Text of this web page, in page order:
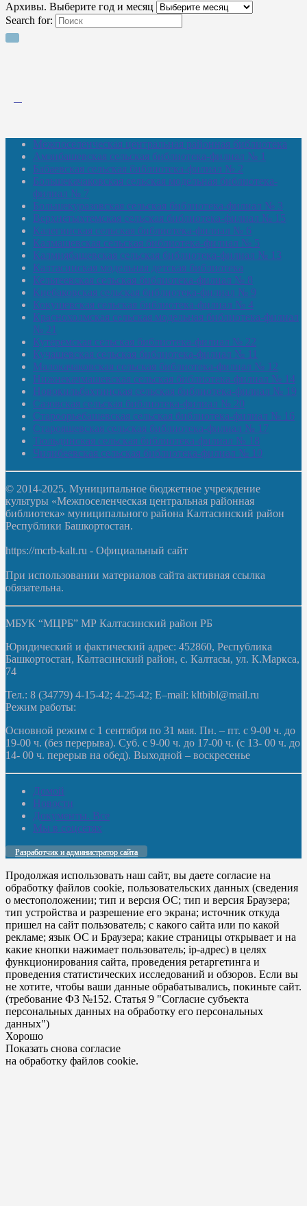
Архивы. Выберите год и месяц
Search for:
Межпоселенческая центральная районная библиотека
Амзибашевская сельская библиотека-филиал № 1
Бабаевская сельская библиотека-филиал № 2
Большекачаковская сельская модельная библиотека-
филиал № 7
Большекуразовская сельская библиотека-филиал № 3
Верхнетыхтемская сельская библиотека-филиал № 15
Калегинская сельская библиотека-филиал № 6
Калмашевская сельская библиотека-филиал № 5
Калмиябашевская сельская библиотека-филиал № 13
Калтасинская модельная детская библиотека
Кельтеевская сельская библиотека-филиал № 8
Киебаковская сельская библиотека-филиал № 9
Кокушевская сельская библиотека-филиал № 4
Краснохолмская сельская модельная библиотека-филиал
№ 21
Кутеремская сельская библиотека-филиал № 22
Кучашевская сельская библиотека-филиал № 11
Малокачаковская сельская библиотека-филиал № 12
Нижнекачмашевская сельская библиотека-филиал № 14
Новокильбахтинская сельская библиотека-филиал № 19
Сазовская сельская библиотека-филиал № 20
Староорьебашевская сельская библиотека-филиал № 16
Старояшевская сельская библиотека-филиал № 17
Тюльдинская сельская библиотека-филиал № 18
Чилибеевская сельская библиотека-филиал № 10
© 2014-2025. Муниципальное бюджетное учреждение
культуры «Межпоселенческая центральная районная
библиотека» муниципального района Калтасинский район
Республики Башкортостан.
https://mcrb-kalt.ru - Официальный сайт
При использовании материалов сайта активная ссылка
обязательна.
МБУК “МЦРБ” МР Калтасинский район РБ
Юридический и фактический адрес: 452860, Республика
Башкортостан, Калтасинский район, с. Калтасы, ул. К.Маркса,
74
Тел.: 8 (34779) 4-15-42; 4-25-42; E–mail: kltbibl@mail.ru
Режим работы:
Основной режим с 1 сентября по 31 мая. Пн. – пт. с 9-00 ч. до
19-00 ч. (без перерыва). Суб. с 9-00 ч. до 17-00 ч. (с 13- 00 ч. до
14- 00 ч. перерыв на обед). Выходной – воскресенье
Домой
Новости
Документы. Все
Мы в соцсетях
Разработчик и администратор сайта
Продолжая использовать наш сайт, вы даете согласие на
обработку файлов cookie, пользовательских данных (сведения
о местоположении; тип и версия ОС; тип и версия Браузера;
тип устройства и разрешение его экрана; источник откуда
пришел на сайт пользователь; с какого сайта или по какой
рекламе; язык ОС и Браузера; какие страницы открывает и на
какие кнопки нажимает пользователь; ip-адрес) в целях
функционирования сайта, проведения ретаргетинга и
проведения статистических исследований и обзоров. Если вы
не хотите, чтобы ваши данные обрабатывались, покиньте сайт.
(требование ФЗ №152. Статья 9 "Согласие субъекта
персональных данных на обработку его персональных
данных")
Хорошо
Показать снова согласие
на обработку файлов cookie.